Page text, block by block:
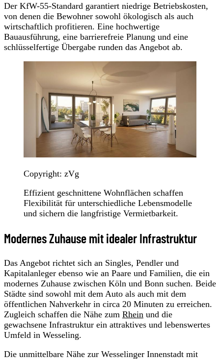
Der KfW-55-Standard garantiert niedrige Betriebskosten,
von denen die Bewohner sowohl ökologisch als auch
wirtschaftlich profitieren. Eine hochwertige
Bauausführung, eine barrierefreie Planung und eine
schlüsselfertige Übergabe runden das Angebot ab.
Copyright: zVg
Effizient geschnittene Wohnflächen schaffen
Flexibilität für unterschiedliche Lebensmodelle
und sichern die langfristige Vermietbarkeit.
Modernes Zuhause mit idealer Infrastruktur
Das Angebot richtet sich an Singles, Pendler und
Kapitalanleger ebenso wie an Paare und Familien, die ein
modernes Zuhause zwischen Köln und Bonn suchen. Beide
Städte sind sowohl mit dem Auto als auch mit dem
öffentlichen Nahverkehr in circa 20 Minuten zu erreichen.
Zugleich schaffen die Nähe zum Rhein und die
gewachsene Infrastruktur ein attraktives und lebenswertes
Umfeld in Wesseling.
Die unmittelbare Nähe zur Wesselinger Innenstadt mit